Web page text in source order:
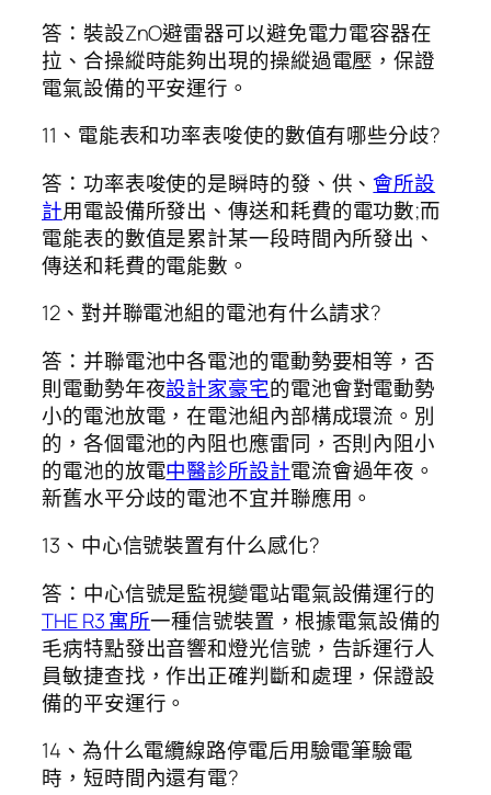
答：裝設ZnO避雷器可以避免電力電容器在
拉、合操縱時能夠出現的操縱過電壓，保證
電氣設備的平安運行。
11、電能表和功率表唆使的數值有哪些分歧?
答：功率表唆使的是瞬時的發、供、會所設
計用電設備所發出、傳送和耗費的電功數;而
電能表的數值是累計某一段時間內所發出、
傳送和耗費的電能數。
12、對并聯電池組的電池有什么請求?
答：并聯電池中各電池的電動勢要相等，否
則電動勢年夜設計家豪宅的電池會對電動勢
小的電池放電，在電池組內部構成環流。別
的，各個電池的內阻也應雷同，否則內阻小
的電池的放電中醫診所設計電流會過年夜。
新舊水平分歧的電池不宜并聯應用。
13、中心信號裝置有什么感化?
答：中心信號是監視變電站電氣設備運行的
THE R3 寓所一種信號裝置，根據電氣設備的
毛病特點發出音響和燈光信號，告訴運行人
員敏捷查找，作出正確判斷和處理，保證設
備的平安運行。
14、為什么電纜線路停電后用驗電筆驗電
時，短時間內還有電?